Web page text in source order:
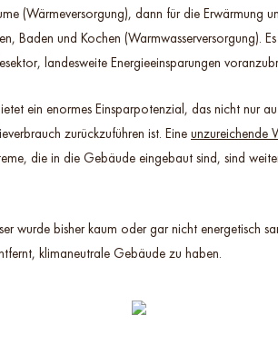
(Wärmeversorgung), dann für die Erwärmung
Baden und Kochen (Warmwasserversorgung).
landesweite Energieeinsparungen
ein enormes Einsparpotenzial, das nicht nur
zurückzuführen ist. Eine unzureichende
die in die Gebäude eingebaut sind, sind
wurde bisher kaum oder gar nicht energetisch
klimaneutrale Gebäude zu haben.